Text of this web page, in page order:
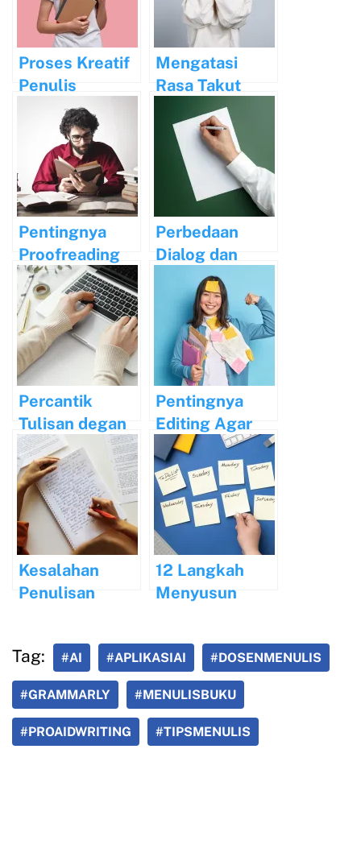
dan Kualitas
Pengajaran
Proses Kreatif
Penulis
Terkenal:
Rahasia
Kesuksesan
Mereka
Mengatasi
Rasa Takut
Terhadap
Penolakan
dalam
Penulisan
Pentingnya
Proofreading
dalam
Menjamin
Kualitas
Tulisan
Perbedaan
Dialog dan
Monolog serta
Ciri-cirinya
Percantik
Tulisan degan
Diksi dan Gaya
Bahasa
Pentingnya
Editing Agar
Tulisan Anda
Berkualitas
Kesalahan
Penulisan
Indonesia
Sehari-hari
12 Langkah
Menyusun
Tag: #AI #APLIKASIAI #DOSENMENULIS
#GRAMMARLY #MENULISBUKU
#PROAIDWRITING #TIPSMENULIS